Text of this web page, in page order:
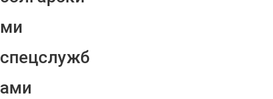
ми
спецслужб
ами